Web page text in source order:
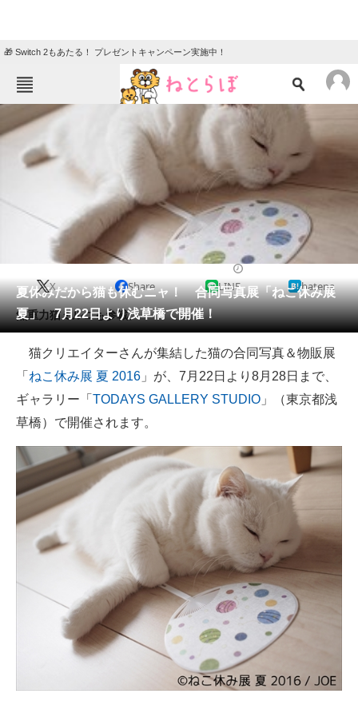
🎁 Switch 2もあたる！ プレゼントキャンペーン実施中！
ねとらぼメニュー
TOP
エンタメ クイズ
地域
教育・育児
リサーチ
会員記事
メディア
注目記事を集めた総合ページ
ITの今と未来を見通す
スマホと通信の最新トレンド
進化するPCとデバイスの未来
好きが集まる 比べて選べる
ビジネスと働き方のヒント
AI活用のいまが分かる
企業ITのトレンドを詳説
経営リーダーのコミュニティ
夏休みだから猫も休むニャ！ 合同写真展「ねこ休み展
夏」 7月22日より浅草橋で開催！
X Share LINE hatena
無重力猫ミルコも参戦。
猫クリエイターさんが集結した猫の合同写真＆物販展
「 ねこ休み展 夏 2016 」が、7月22日より8月28日まで、
ギャラリー「 TODAYS GALLERY STUDIO 」（東京都浅
草橋）で開催されます。